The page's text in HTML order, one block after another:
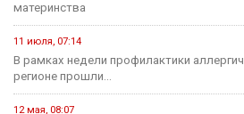
материнства
11 июля, 07:14
В рамках недели профилактики
регионе прошли...
12 мая, 08:07